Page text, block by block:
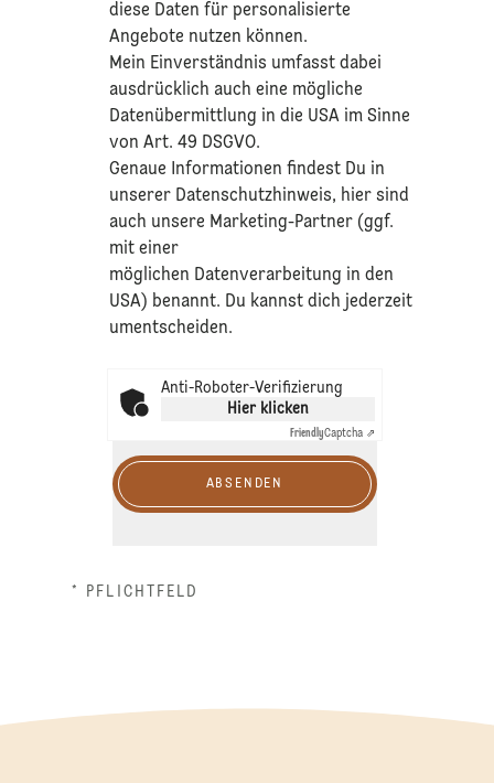
diese Daten für personalisierte
Angebote nutzen können.
Mein Einverständnis umfasst dabei
ausdrücklich auch eine mögliche
Datenübermittlung in die USA im Sinne
von Art. 49 DSGVO.​
​Genaue Informationen findest Du in
unserer Datenschutzhinweis, hier sind
auch unsere Marketing-Partner (ggf.
mit einer
möglichen Datenverarbeitung in den
USA) benannt. Du kannst dich jederzeit
umentscheiden.
Anti-Roboter-Verifizierung
Hier klicken
FriendlyCaptcha ⇗
ABSENDEN
* PFLICHTFELD